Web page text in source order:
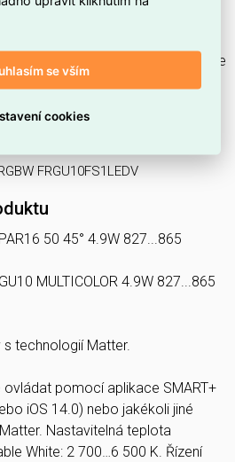
kód dodavatele
SMART+ MATTER SPOT
827...865 Multicolor GU10 nabízíme
4,9W 230 RGBW
FRGU10FS1LEDV
50 45° 4.9W 827...865
MULTICOLOR 4.9W 827...865
s technologií Matter.
ovládat pomocí aplikace SMART+
iOS 14.0) nebo jakékoli jiné
Nastavitelná teplota
White: 2 700…6 500 K. Řízení
se vším
cookies